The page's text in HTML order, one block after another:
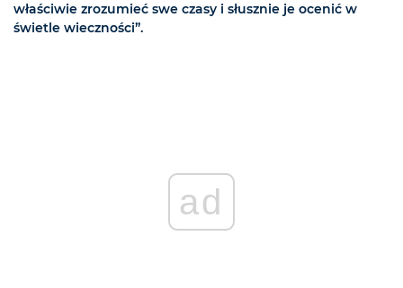
właściwie zrozumieć swe czasy i słusznie je ocenić w
świetle wieczności”.
ad